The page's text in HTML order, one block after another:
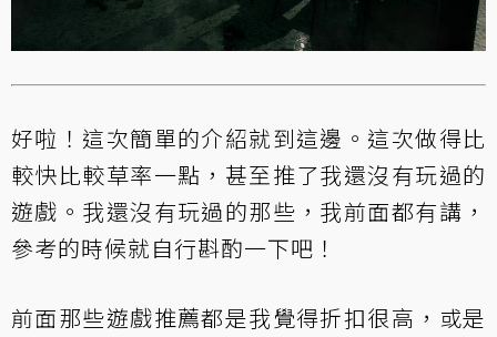
好啦！這次簡單的介紹就到這邊。這次做得比
較快比較草率一點，甚至推了我還沒有玩過的
遊戲。我還沒有玩過的那些，我前面都有講，
參考的時候就自行斟酌一下吧！
前面那些遊戲推薦都是我覺得折扣很高，或是